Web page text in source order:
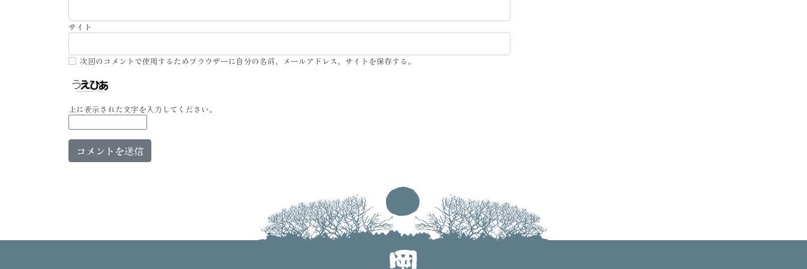
サイト
次回のコメントで使用するためブラウザーに自分の名前、メールアドレス、サイトを保存する。
上に表示された文字を入力してください。